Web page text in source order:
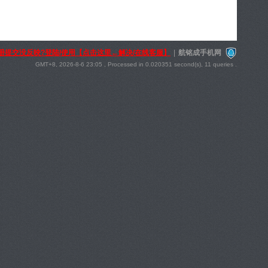
提交没反映?登陆/使用【点击这里←解决/在线客服】 航铭成手机网
GMT+8, 2026-8-6 23:05 , Processed in 0.020351 second(s), 11 queries .